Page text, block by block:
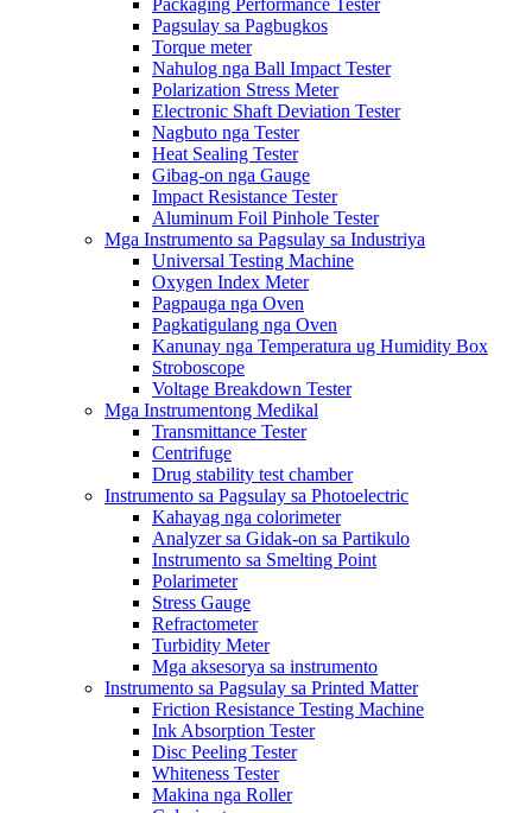
Packaging Performance Tester
Pagsulay sa Pagbugkos
Torque meter
Nahulog nga Ball Impact Tester
Polarization Stress Meter
Electronic Shaft Deviation Tester
Nagbuto nga Tester
Heat Sealing Tester
Gibag-on nga Gauge
Impact Resistance Tester
Aluminum Foil Pinhole Tester
Mga Instrumento sa Pagsulay sa Industriya
Universal Testing Machine
Oxygen Index Meter
Pagpauga nga Oven
Pagkatigulang nga Oven
Kanunay nga Temperatura ug Humidity Box
Stroboscope
Voltage Breakdown Tester
Mga Instrumentong Medikal
Transmittance Tester
Centrifuge
Drug stability test chamber
Instrumento sa Pagsulay sa Photoelectric
Kahayag nga colorimeter
Analyzer sa Gidak-on sa Partikulo
Instrumento sa Smelting Point
Polarimeter
Stress Gauge
Refractometer
Turbidity Meter
Mga aksesorya sa instrumento
Instrumento sa Pagsulay sa Printed Matter
Friction Resistance Testing Machine
Ink Absorption Tester
Disc Peeling Tester
Whiteness Tester
Makina nga Roller